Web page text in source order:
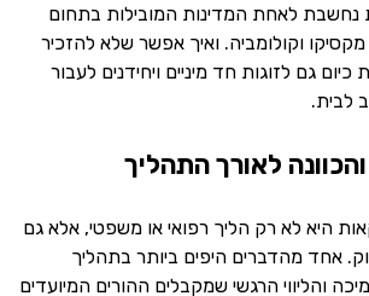
נחשבת לאחת המדינות המובילות בתחום
וקולומביה. ואיך אפשר שלא להזכיר
גם לזוגות חד מיניים ויחידנים לעבור
לבית.
לאורך התהליך
היא לא רק הליך רפואי או משפטי, אלא גם
אחד מהדברים היפים ביותר בתהליך
והליווי הרגשי שמקבלים ההורים המיועדים